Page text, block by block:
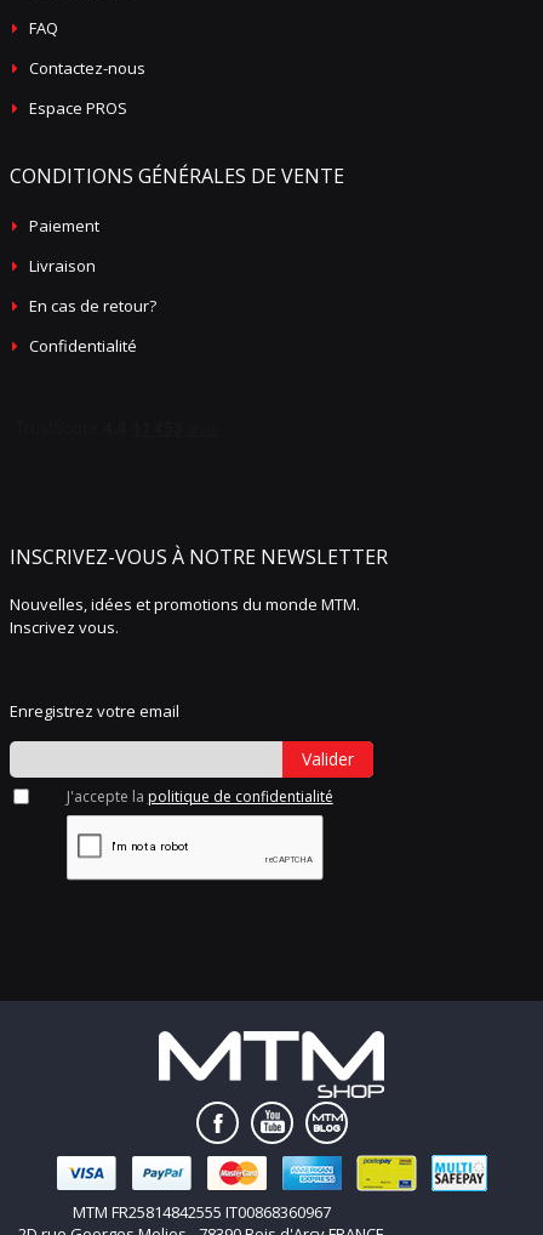
FAQ
Contactez-nous
Espace PROS
CONDITIONS GÉNÉRALES DE VENTE
Paiement
Livraison
En cas de retour?
Confidentialité
INSCRIVEZ-VOUS À NOTRE NEWSLETTER
Nouvelles, idées et promotions du monde MTM.
Inscrivez vous.
Enregistrez votre email
Valider
J'accepte la politique de confidentialité
MTM FR25814842555 IT00868360967